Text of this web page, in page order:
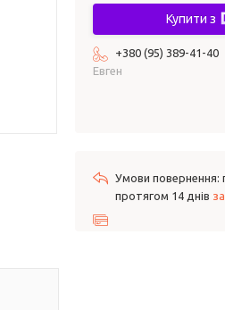
Купити з
+380 (95) 389-41-40
Евген
протягом 14 днів